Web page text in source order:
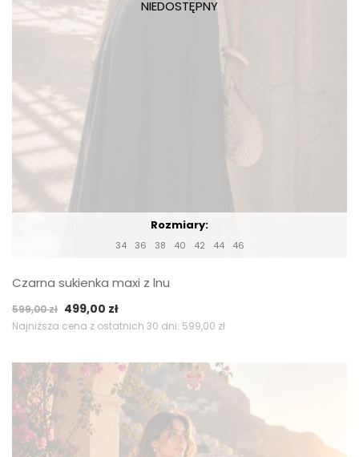
Rozmiary:
34 36 38 40 42 44 46
Czarna sukienka maxi z lnu
599,00zł Pierwotna
cena
599,00 zł.
499,00 złAktualna
cena
499,00 zł.
Najniższa cena z ostatnich 30 dni: 599,00 zł